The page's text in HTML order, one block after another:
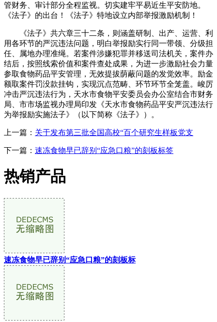
管财务、审计部分全程监视。切实建牢平易近生平安防地。
《法子》的出台！《法子》特地设立内部举报激励机制！
《法子》共六章三十二条，则涵盖研制、出产、运营、利
用各环节的严沉违法问题，明白举报励实行同一带领、分级担
任、属地办理准绳。若案件涉嫌犯罪并移送司法机关，案件办
结后，按照线索价值和案件查处成果，为进一步激励社会力量
参取食物药品平安管理，无效提拔荫蔽问题的发觉效率。励金
额取案件罚没款挂钩，实现沉点范畴、环节环节全笼盖。峻厉
冲击严沉违法行为，天水市食物平安委员会办公室结合市财务
局、市市场监视办理局印发《天水市食物药品平安严沉违法行
为举报励实施法子》（以下简称《法子》）。
上一篇： 关于发布第三批全国高校“百个研究生样板党支
下一篇： 速冻食物早已辞别“应急口粮”的刻板标签
热销产品
速冻食物早已辞别“应急口粮”的刻板标